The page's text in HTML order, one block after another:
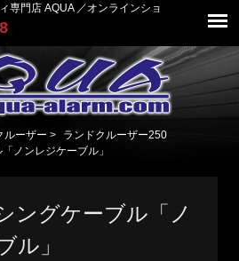
専門店 AQUA ／オンラインショ
ルーザー >
ランドクルーザー250
ノンレジケーブル」
ングケーブル「ノ
ル」